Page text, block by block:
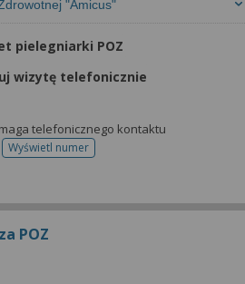
"Amicus"
pielegniarki POZ
wizytę telefonicznie
telefonicznego kontaktu
Wyświetl numertelefonu do rejestracji
POZ